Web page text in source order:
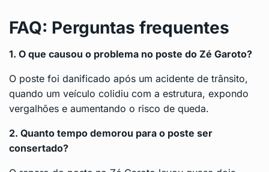
FAQ: Perguntas frequentes
1. O que causou o problema no poste do Zé Garoto?
O poste foi danificado após um acidente de trânsito,
quando um veículo colidiu com a estrutura, expondo
vergalhões e aumentando o risco de queda.
2. Quanto tempo demorou para o poste ser
consertado?